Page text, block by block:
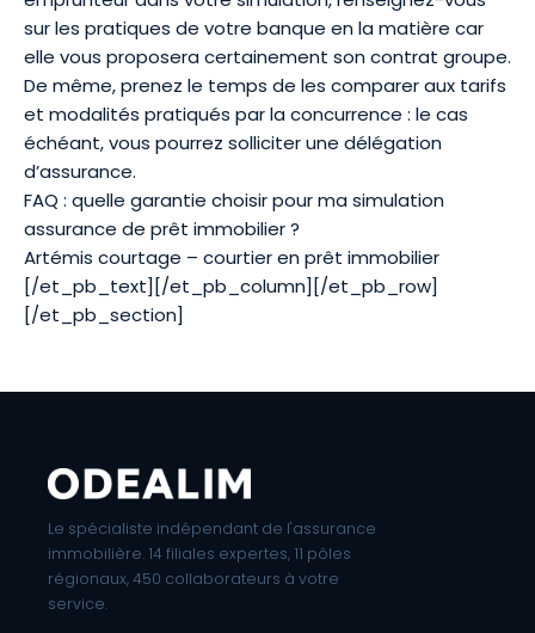
sur les pratiques de votre banque en la matière car
elle vous proposera certainement son contrat groupe.
De même, prenez le temps de les comparer aux tarifs
et modalités pratiqués par la concurrence : le cas
échéant, vous pourrez solliciter une délégation
d’assurance.
FAQ : quelle garantie choisir pour ma simulation
assurance de prêt immobilier ?
Artémis courtage – courtier en prêt immobilier
[/et_pb_text][/et_pb_column][/et_pb_row]
[/et_pb_section]
Le spécialiste indépendant de l'assurance
immobilière. 14 filiales expertes, 11 pôles
régionaux, 450 collaborateurs à votre
service.